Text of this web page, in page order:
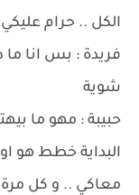
الكل .. حرام عليكي
فريدة : بس انا ما
شوية
حبيبة : مهو ما
البداية خطط هو
معاكي .. و كل